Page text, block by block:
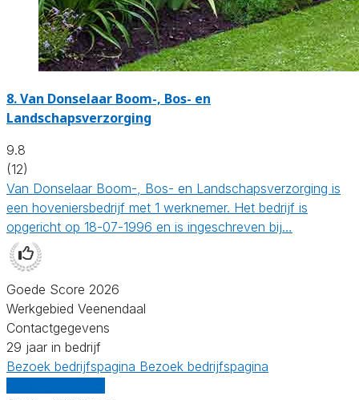
8.Van Donselaar Boom-, Bos- en
Landschapsverzorging
9.8
(12)
Van Donselaar Boom-, Bos- en Landschapsverzorging is
een hoveniersbedrijf met 1 werknemer. Het bedrijf is
opgericht op 18-07-1996 en is ingeschreven bij…
Goede Score 2026
Werkgebied Veenendaal
Contactgegevens
29 jaar in bedrijf
Bezoek bedrijfspagina Bezoek bedrijfspagina